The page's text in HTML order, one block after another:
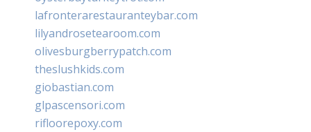
lafronterarestauranteybar.com
lilyandrosetearoom.com
olivesburgberrypatch.com
theslushkids.com
giobastian.com
glpascensori.com
rifloorepoxy.com